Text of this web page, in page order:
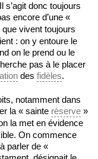
s’agit donc toujours
encore d’une «
que vivent toujours
: on y entoure le
on le prend ou le
pas à le placer
des fidèles.
notamment dans
la « sainte réserve »
la met en évidence
On commence
parler de «